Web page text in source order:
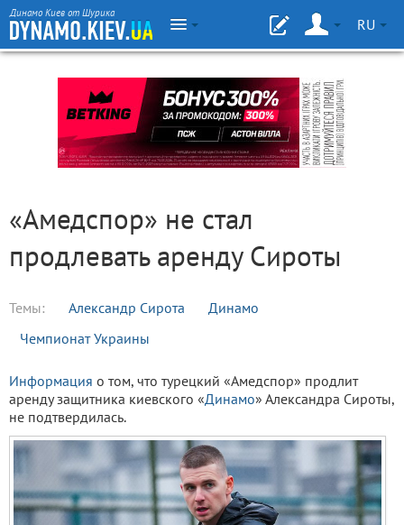
Динамо Киев от Шурика
RU
«Амедспор» не стал
продлевать аренду Сироты
Темы: Александр Сирота
Динамо
Чемпионат Украины
Информация о том, что турецкий «Амедспор» продлит
аренду защитника киевского «Динамо» Александра Сироты,
не подтвердилась.